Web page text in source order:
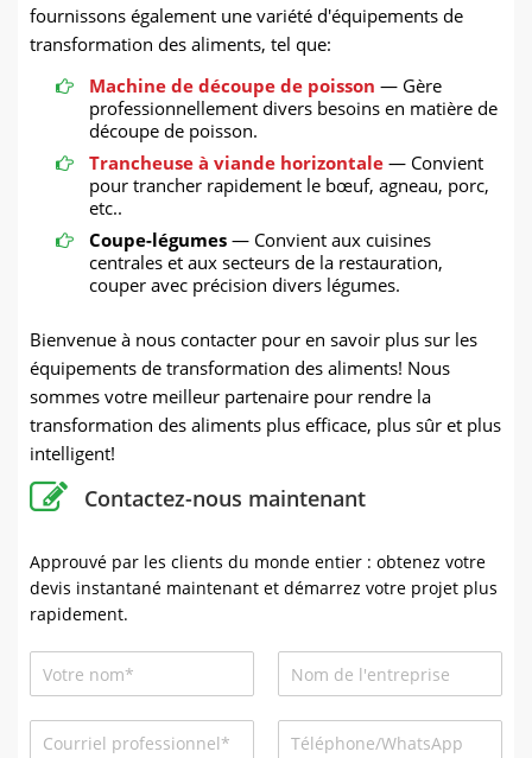
fournissons également une variété d'équipements de
transformation des aliments, tel que:
Machine de découpe de poisson — Gère
professionnellement divers besoins en matière de
découpe de poisson.
Trancheuse à viande horizontale — Convient
pour trancher rapidement le bœuf, agneau, porc,
etc..
Coupe-légumes — Convient aux cuisines
centrales et aux secteurs de la restauration,
couper avec précision divers légumes.
Bienvenue à nous contacter pour en savoir plus sur les
équipements de transformation des aliments! Nous
sommes votre meilleur partenaire pour rendre la
transformation des aliments plus efficace, plus sûr et plus
intelligent!
Contactez-nous maintenant
Approuvé par les clients du monde entier : obtenez votre
devis instantané maintenant et démarrez votre projet plus
rapidement.